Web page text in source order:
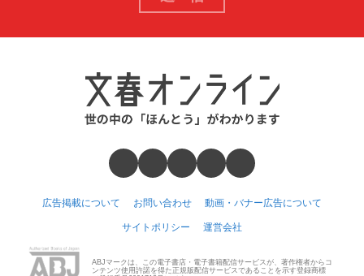
広告掲載について お問い合わせ 動画・バナー広告について
サイトポリシー 運営会社
ABJマークは、この電子書店・電子書籍配信サービスが、著作権者からコ
ンテンツ使用許諾を得た正規版配信サービスであることを示す登録商標